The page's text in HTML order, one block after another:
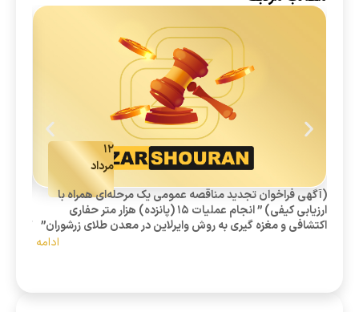
۱۲
مرداد
(آگهی فراخوان تجدید مناقصه عمومی یک مرحله‌ای همراه با
ارزیابی کیفی) ” انجام عملیات 15 (پانزده) هزار متر حفاری
اکتشافی و مغزه گیری به روش وایرلاین در معدن طلای زرشوران”
ادامه